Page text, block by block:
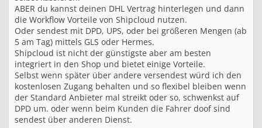
ABER du kannst deinen DHL Vertrag hinterlegen und dann
die Workflow Vorteile von Shipcloud nutzen.
Oder sendest mit DPD, UPS, oder bei größeren Mengen (ab
5 am Tag) mittels GLS oder Hermes.
Shipcloud ist nicht der günstigste aber am besten
integriert in den Shop und bietet einige Vorteile.
Selbst wenn später über andere versendest würd ich den
kostenlosen Zugang behalten und so flexibel bleiben wenn
der Standard Anbieter mal streikt oder so, schwenkst auf
DPD um. oder wenn beim Kunden die Fahrer doof sind
sendest über anderen Dienst.